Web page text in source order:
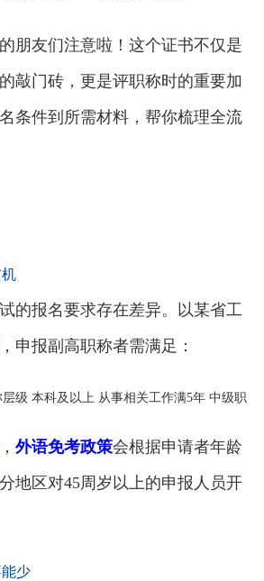
朋友们注意啦！这个证书不仅是
敲门砖，更是评职称时的重要加
条件到所需材料，帮你梳理全流
的报名要求存在差异。以某省工
申报副高职称者需满足：
级 本科及以上 从事相关工作满5年 中级职
外语免考政策会根据申请者年龄
地区对45周岁以上的申报人员开
少